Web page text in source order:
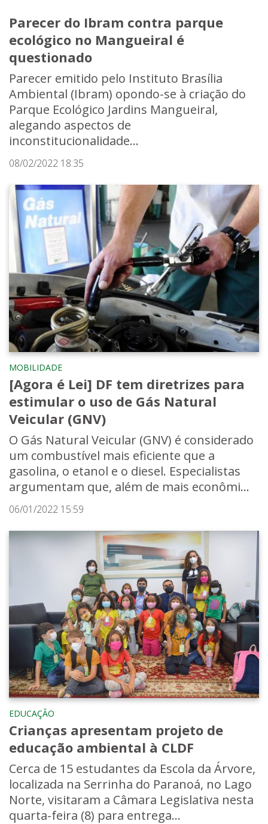
Parecer do Ibram contra parque
ecológico no Mangueiral é
questionado
Parecer emitido pelo Instituto Brasília
Ambiental (Ibram) opondo-se à criação do
Parque Ecológico Jardins Mangueiral,
alegando aspectos de
inconstitucionalidade...
08/02/2022 18:35
MOBILIDADE
[Agora é Lei] DF tem diretrizes para
estimular o uso de Gás Natural
Veicular (GNV)
O Gás Natural Veicular (GNV) é considerado
um combustível mais eficiente que a
gasolina, o etanol e o diesel. Especialistas
argumentam que, além de mais econômi...
06/01/2022 15:59
EDUCAÇÃO
Crianças apresentam projeto de
educação ambiental à CLDF
Cerca de 15 estudantes da Escola da Árvore,
localizada na Serrinha do Paranoá, no Lago
Norte, visitaram a Câmara Legislativa nesta
quarta-feira (8) para entrega...